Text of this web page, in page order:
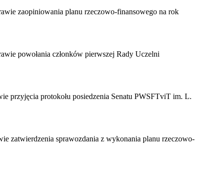
zaopiniowania planu rzeczowo-finansowego na rok
powołania członków pierwszej Rady Uczelni
przyjęcia protokołu posiedzenia Senatu PWSFTviT im. L.
zatwierdzenia sprawozdania z wykonania planu rzeczowo-